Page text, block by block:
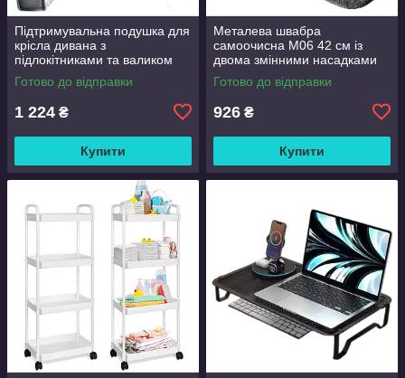
Підтримувальна подушка для
крісла дивана з
підлокітниками та валиком
Good Lucky
Готово до відправки
1 224 ₴
Купити
Металева швабра
самоочисна M06 42 см із
двома змінними насадками
Готово до відправки
926 ₴
Купити